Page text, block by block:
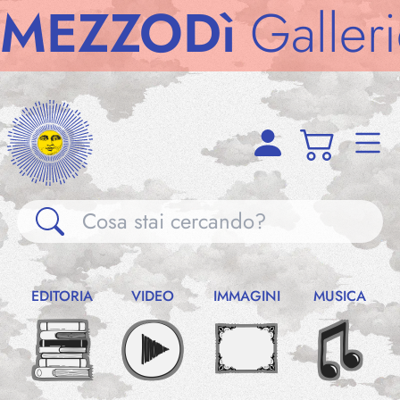
Gallerie
Gallerie
Notizie
EDITORIA VIDEO IMMAGINI MUSICA